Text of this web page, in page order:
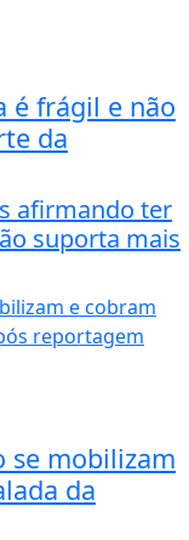
é frágil e não
da
afirmando ter
suporta mais
se mobilizam
da